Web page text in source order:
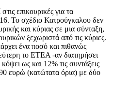
επικουρικές για τα
Το σχέδιο Κατρούγκαλου δεν
και κύριας σε μια σύνταξη,
ξεχωριστά από τις κύριες.
ένα ποσό και πιθανώς
το ΕΤΕΑ -αν διατηρήσει
ως και 12% τις συντάξεις
ευρώ (κατώτατα όρια) με δύο